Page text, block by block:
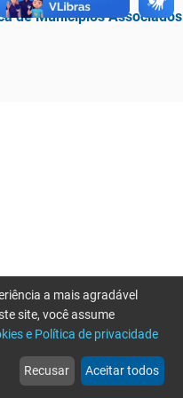
de Municípios Associados
web
Notícias
more_horiz
Mais
a mais agradável
site, você assume
e Política de privacidade
Recusar Aceitar todos
tente novamente